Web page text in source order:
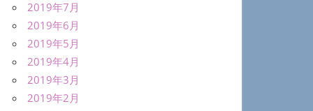
2019年7月
2019年6月
2019年5月
2019年4月
2019年3月
2019年2月